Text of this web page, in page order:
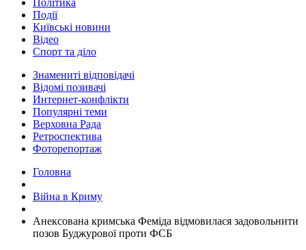
Політика
Події
Київські новини
Відео
Спорт та діло
Знамениті відповідачі
Відомі позивачі
Интернет-конфлікти
Популярні теми
Верховна Рада
Ретроспектива
Фоторепортаж
Головна
Війна в Криму
Анексована кримська Феміда відмовилася задовольнити
позов Буджурової проти ФСБ